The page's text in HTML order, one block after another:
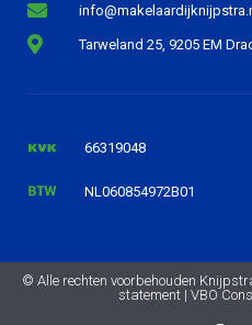
Tarweland 25, 9205 EM
66319048
NL060854972B01
© Alle rechten voorbehouden
statement| VBO